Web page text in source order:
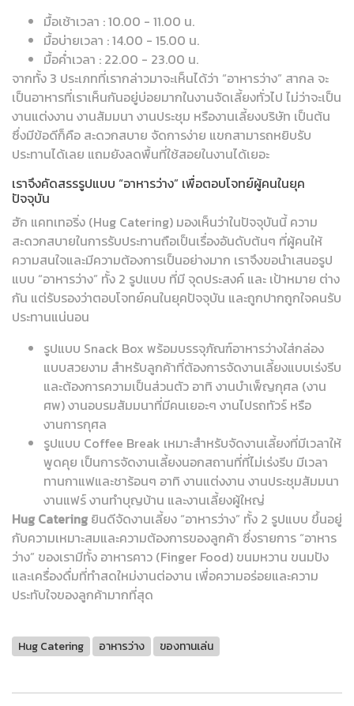
มื้อเช้าเวลา : 10.00 - 11.00 น.
มื้อบ่ายเวลา : 14.00 - 15.00 น.
มื้อค่ำเวลา : 22.00 - 23.00 น.
จากทั้ง 3 ประเภทที่เรากล่าวมาจะเห็นได้ว่า “อาหารว่าง” สากล จะ
เป็นอาหารที่เราเห็นกันอยู่บ่อยมากในงานจัดเลี้ยงทั่วไป ไม่ว่าจะเป็น
งานแต่งงาน งานสัมมนา งานประชุม หรืองานเลี้ยงบริษัท เป็นต้น
ซึ่งมีข้อดีก็คือ สะดวกสบาย จัดการง่าย แขกสามารถหยิบรับ
ประทานได้เลย แถมยังลดพื้นที่ใช้สอยในงานได้เยอะ
เราจึงคัดสรรรูปแบบ “อาหารว่าง” เพื่อตอบโจทย์ผู้คนในยุค
ปัจจุบัน
ฮัก แคทเทอริ่ง (Hug Catering) มองเห็นว่าในปัจจุบันนี้ ความ
สะดวกสบายในการรับประทานถือเป็นเรื่องอันดับต้นๆ ที่ผู้คนให้
ความสนใจและมีความต้องการเป็นอย่างมาก เราจึงขอนำเสนอรูป
แบบ “อาหารว่าง” ทั้ง 2 รูปแบบ ที่มี จุดประสงค์ และ เป้าหมาย ต่าง
กัน แต่รับรองว่าตอบโจทย์คนในยุคปัจจุบัน และถูกปากถูกใจคนรับ
ประทานแน่นอน
รูปแบบ Snack Box พร้อมบรรจุภัณฑ์อาหารว่างใส่กล่อง
แบบสวยงาม สำหรับลูกค้าที่ต้องการจัดงานเลี้ยงแบบเร่งรีบ
และต้องการความเป็นส่วนตัว อาทิ งานบำเพ็ญกุศล (งาน
ศพ) งานอบรมสัมมนาที่มีคนเยอะๆ งานไปรถทัวร์ หรือ
งานการกุศล
รูปแบบ Coffee Break เหมาะสำหรับจัดงานเลี้ยงที่มีเวลาให้
พูดคุย เป็นการจัดงานเลี้ยงนอกสถานที่ที่ไม่เร่งรีบ มีเวลา
ทานกาแฟและชาร้อนๆ อาทิ งานแต่งงาน งานประชุมสัมมนา
งานแฟร์ งานทำบุญบ้าน และงานเลี้ยงผู้ใหญ่
Hug Catering ยินดีจัดงานเลี้ยง “อาหารว่าง” ทั้ง 2 รูปแบบ ขึ้นอยู่
กับความเหมาะสมและความต้องการของลูกค้า ซึ่งรายการ “อาหาร
ว่าง” ของเรามีทั้ง อาหารคาว (Finger Food) ขนมหวาน ขนมปัง
และเครื่องดื่มที่ทำสดใหม่งานต่องาน เพื่อความอร่อยและความ
ประทับใจของลูกค้ามากที่สุด
Hug Catering อาหารว่าง ของทานเล่น